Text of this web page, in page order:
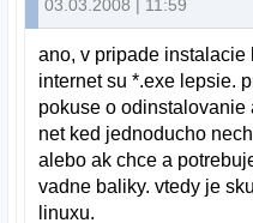
03.03.2008 | 11:59
ano, v pripade
internet su *.exe lepsie.
pokuse o odinstalovanie
net ked jednoducho
alebo ak chce a
vadne baliky. vtedy je
linuxu.